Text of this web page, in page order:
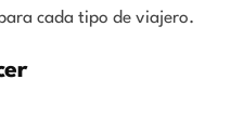
cada tipo de viajero.